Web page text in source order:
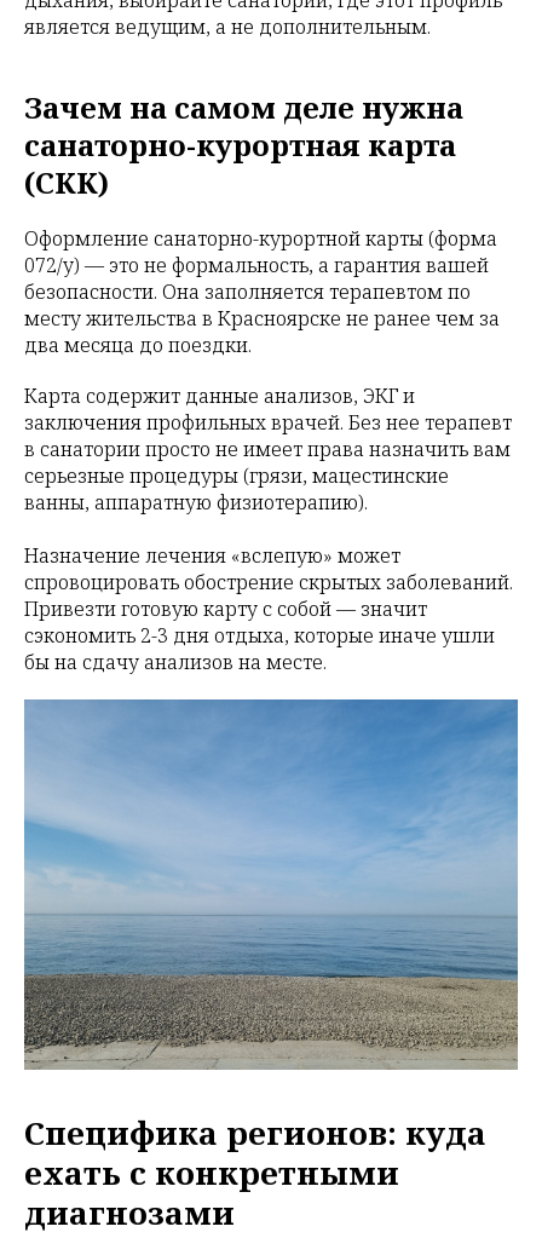
является ведущим, а не дополнительным.
Зачем на самом деле нужна
санаторно-курортная карта
(СКК)
Оформление санаторно-курортной карты (форма
072/у) — это не формальность, а гарантия вашей
безопасности. Она заполняется терапевтом по
месту жительства в Красноярске не ранее чем за
два месяца до поездки.
Карта содержит данные анализов, ЭКГ и
заключения профильных врачей. Без нее терапевт
в санатории просто не имеет права назначить вам
серьезные процедуры (грязи, мацестинские
ванны, аппаратную физиотерапию).
Назначение лечения «вслепую» может
спровоцировать обострение скрытых заболеваний.
Привезти готовую карту с собой — значит
сэкономить 2-3 дня отдыха, которые иначе ушли
бы на сдачу анализов на месте.
Специфика регионов: куда
ехать с конкретными
диагнозами